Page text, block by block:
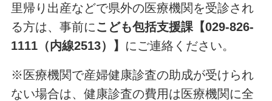
里帰り出産などで県外の医療機関を受診され
る方は、事前にこども包括支援課【029-826-
1111（内線2513）】 にご連絡ください。
※医療機関で産婦健康診査の助成が受けられ
ない場合は、健康診査の費用は医療機関に全